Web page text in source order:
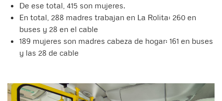
De ese total, 415 son mujeres.
En total, 288 madres trabajan en La Rolita: 260 en
buses y 28 en el cable
189 mujeres son madres cabeza de hogar: 161 en buses
y las 28 de cable